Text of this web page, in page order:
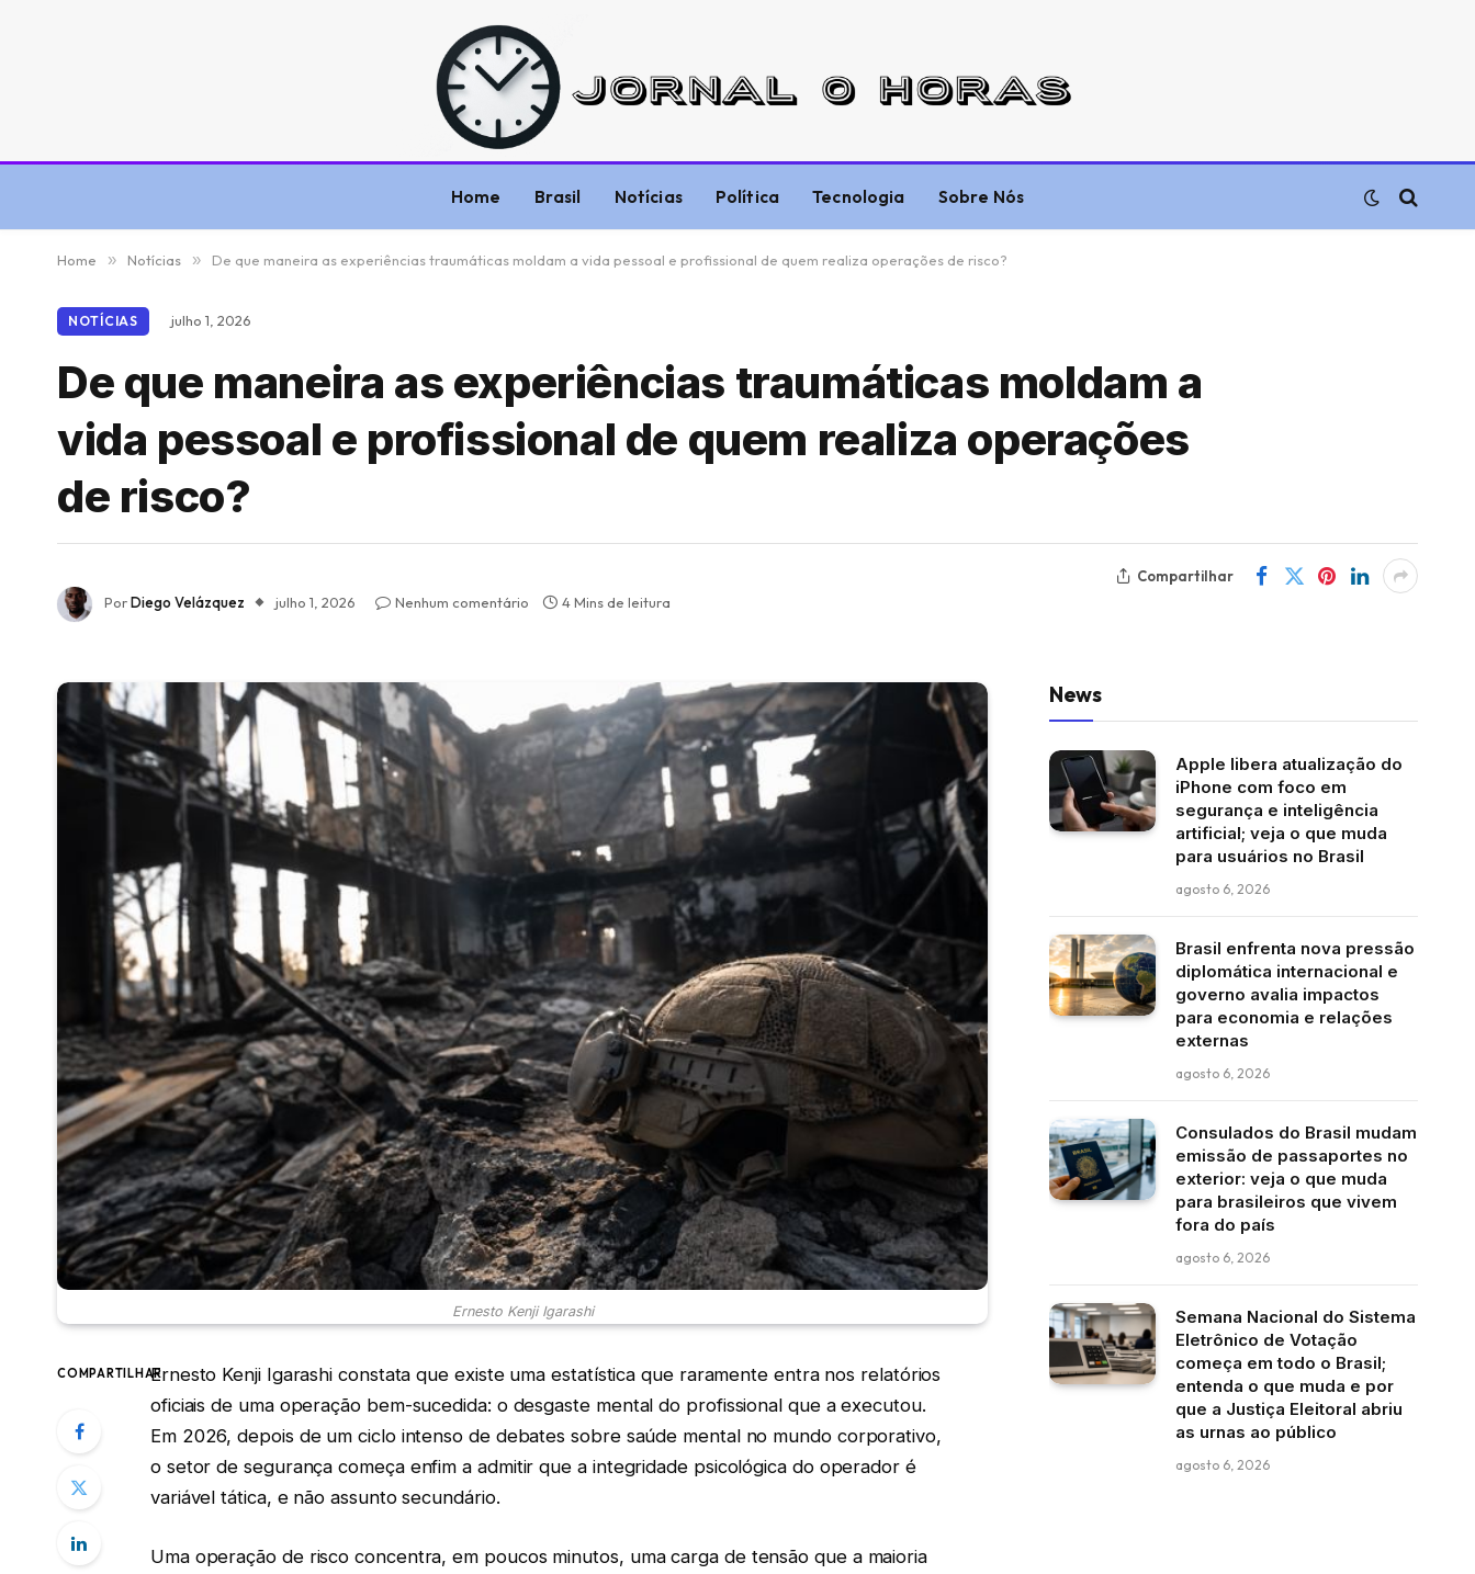
Home Brasil Notícias Política Tecnologia Sobre Nós
Home » Notícias » De que maneira as experiências traumáticas moldam a vida pessoal e profissional de quem realiza operações de risco?
NOTÍCIAS julho 1, 2026
De que maneira as experiências traumáticas moldam a
vida pessoal e profissional de quem realiza operações
de risco?
PorDiego Velázquez julho 1, 2026 Nenhum comentário 4 Mins de leitura
Compartilhar
Ernesto Kenji Igarashi
COMPARTILHARErnesto Kenji Igarashi constata que existe uma estatística que raramente entra nos relatórios
oficiais de uma operação bem-sucedida: o desgaste mental do profissional que a executou.
Em 2026, depois de um ciclo intenso de debates sobre saúde mental no mundo corporativo,
o setor de segurança começa enfim a admitir que a integridade psicológica do operador é
variável tática, e não assunto secundário.
Uma operação de risco concentra, em poucos minutos, uma carga de tensão que a maioria
News
Apple libera atualização do
iPhone com foco em
segurança e inteligência
artificial; veja o que muda
para usuários no Brasil
agosto 6, 2026
Brasil enfrenta nova pressão
diplomática internacional e
governo avalia impactos
para economia e relações
externas
agosto 6, 2026
Consulados do Brasil mudam
emissão de passaportes no
exterior: veja o que muda
para brasileiros que vivem
fora do país
agosto 6, 2026
Semana Nacional do Sistema
Eletrônico de Votação
começa em todo o Brasil;
entenda o que muda e por
que a Justiça Eleitoral abriu
as urnas ao público
agosto 6, 2026